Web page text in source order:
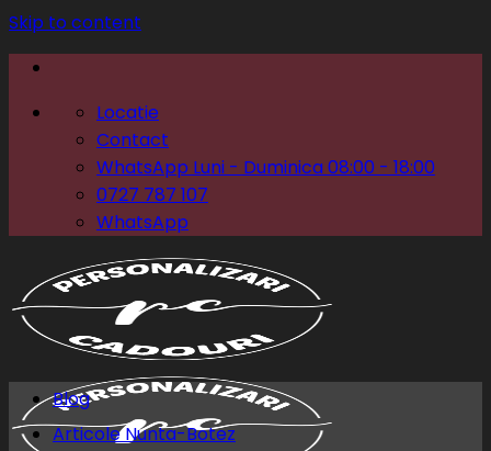
Skip to content
Locatie
Contact
WhatsApp Luni - Duminica 08:00 - 18:00
0727 787 107
WhatsApp
Blog
Articole Nunta-Botez